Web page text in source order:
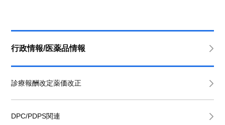
行政情報/医薬品情報
診療報酬改定薬価改正
DPC/PDPS関連